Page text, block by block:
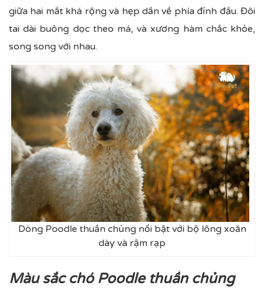
giữa hai mắt khá rộng và hẹp dần về phía đỉnh đầu. Đôi
tai dài buông dọc theo má, và xương hàm chắc khỏe,
song song với nhau.
Dòng Poodle thuần chủng nổi bật với bộ lông xoăn
dày và rậm rạp
Màu sắc chó Poodle thuần chủng